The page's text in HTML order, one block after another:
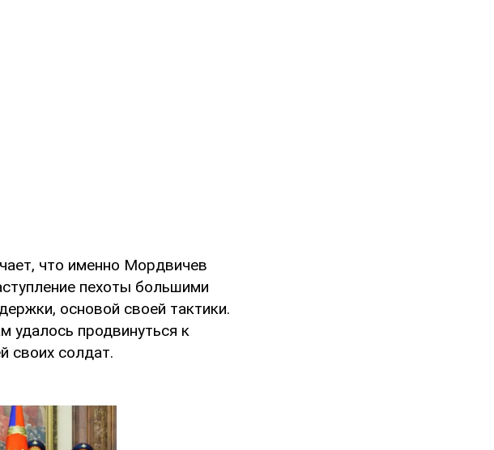
что именно Мордвичев
пехоты большими
основой своей тактики.
удалось продвинуться к
своих солдат.